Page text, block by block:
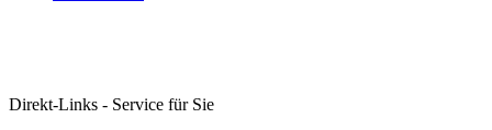
Direkt-Links - Service für Sie